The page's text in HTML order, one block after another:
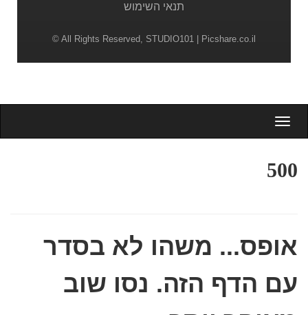
תנאי השימוש
© All Rights Reserved, STUDIO101 | Picshare.co.il
500
אופס... משהו לא בסדר
עם הדף הזה. נסו שוב